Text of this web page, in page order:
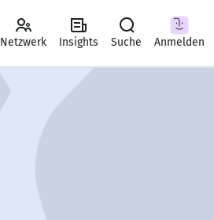
Netzwerk Insights Suche Anmelden